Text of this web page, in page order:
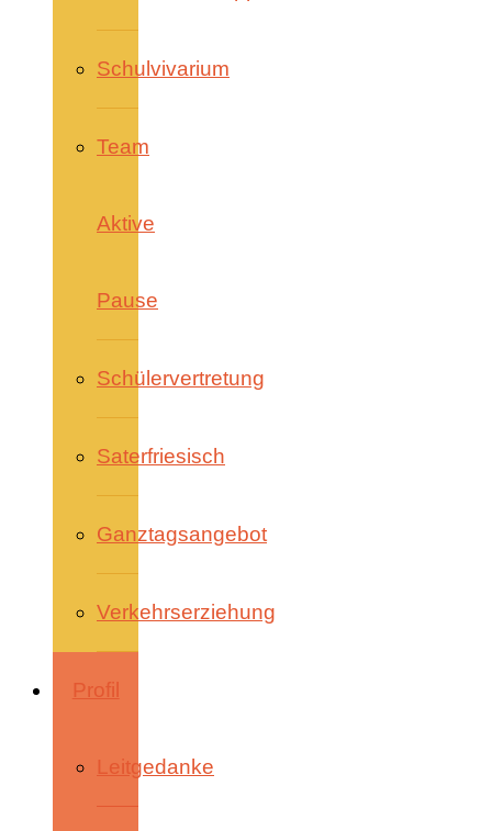
Schulvivarium
Team
Aktive
Pause
Schülervertretung
Saterfriesisch
Ganztagsangebot
Verkehrserziehung
Profil
Leitgedanke